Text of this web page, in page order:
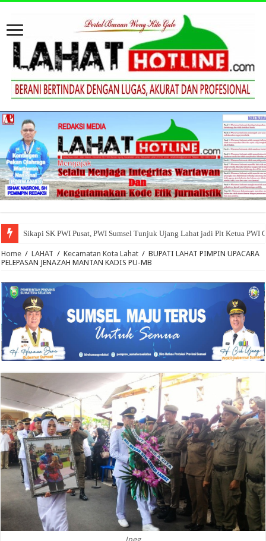
Sikapi SK PWI Pusat, PWI Sumsel Tunjuk Ujang Lahat jadi Plt Ketua PWI
Home / LAHAT / Kecamatan Kota Lahat / BUPATI LAHAT PIMPIN UPACARA
PELEPASAN JENAZAH MANTAN KADIS PU-MB